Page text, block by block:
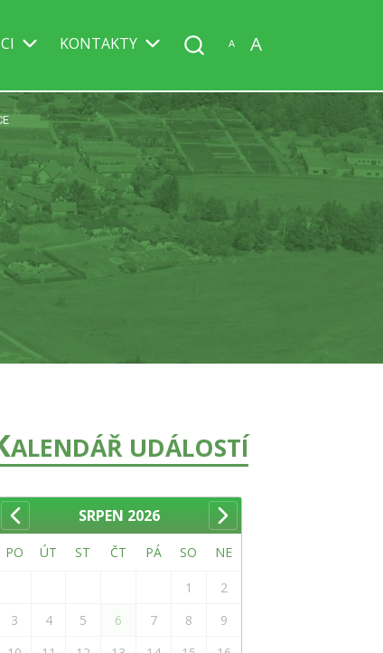
KONTAKTY A A
ALENDÁŘ UDÁLOSTÍ
SRPEN 2026
PO ÚT ST ČT PÁ SO NE
1
2
3
4 5 6 7 8
9